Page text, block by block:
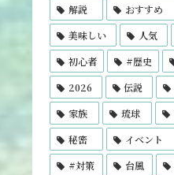
解説
おすすめ
美味しい
人気
初心者
#歴史
2026
伝説
家族
琉球
秘密
イベント
#対策
台風